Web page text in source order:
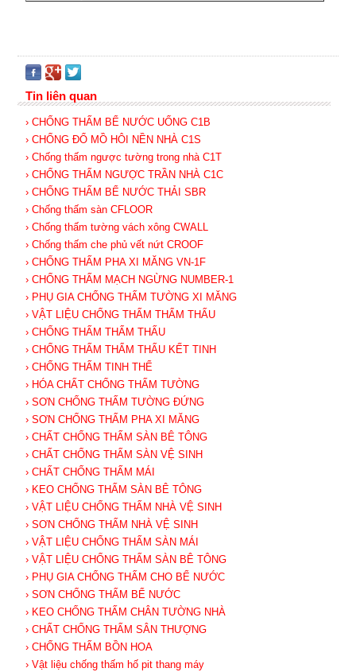
Tin liên quan
› CHỐNG THẤM BỂ NƯỚC UỐNG C1B
› CHỐNG ĐỔ MỒ HÔI NỀN NHÀ C1S
› Chống thấm ngược tường trong nhà C1T
› CHỐNG THẤM NGƯỢC TRẦN NHÀ C1C
› CHỐNG THẤM BỂ NƯỚC THẢI SBR
› Chống thấm sàn CFLOOR
› Chống thấm tường vách xông CWALL
› Chống thấm che phủ vết nứt CROOF
› CHỐNG THẤM PHA XI MĂNG VN-1F
› CHỐNG THẤM MẠCH NGỪNG NUMBER-1
› PHỤ GIA CHỐNG THẤM TƯỜNG XI MĂNG
› VẬT LIỆU CHỐNG THẤM THẨM THẤU
› CHỐNG THẤM THẨM THẤU
› CHỐNG THẤM THẨM THẤU KẾT TINH
› CHỐNG THẤM TINH THỂ
› HÓA CHẤT CHỐNG THẤM TƯỜNG
› SƠN CHỐNG THẤM TƯỜNG ĐỨNG
› SƠN CHỐNG THẤM PHA XI MĂNG
› CHẤT CHỐNG THẤM SÀN BÊ TÔNG
› CHẤT CHỐNG THẤM SÀN VỆ SINH
› CHẤT CHỐNG THẤM MÁI
› KEO CHỐNG THẤM SÀN BÊ TÔNG
› VẬT LIỆU CHỐNG THẤM NHÀ VỆ SINH
› SƠN CHỐNG THẤM NHÀ VỆ SINH
› VẬT LIỆU CHỐNG THẤM SÀN MÁI
› VẬT LIỆU CHỐNG THẤM SÀN BÊ TÔNG
› PHỤ GIA CHỐNG THẤM CHO BỂ NƯỚC
› SƠN CHỐNG THẤM BỂ NƯỚC
› KEO CHỐNG THẤM CHÂN TƯỜNG NHÀ
› CHẤT CHỐNG THẤM SÂN THƯỢNG
› CHỐNG THẤM BỒN HOA
› Vật liệu chống thấm hố pit thang máy